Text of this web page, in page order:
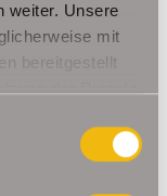
weiter. Unsere
mit
bereitgestellt
Am Ettersberg
Immobilien Am
Am